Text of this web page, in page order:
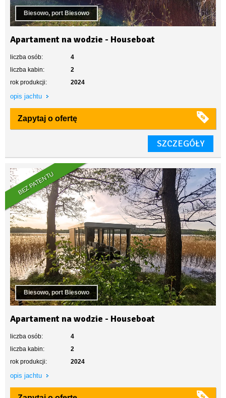
Biesowo, port Biesowo
Apartament na wodzie - Houseboat
liczba osób:
4
liczba kabin:
2
rok produkcji:
2024
opis jachtu
Zapytaj o ofertę
SZCZEGÓŁY
BEZ PATENTU
Biesowo, port Biesowo
Apartament na wodzie - Houseboat
liczba osób:
4
liczba kabin:
2
rok produkcji:
2024
opis jachtu